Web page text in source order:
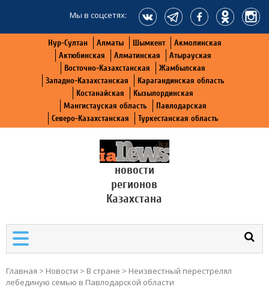
Мы в соцсетях:
Нур-Султан Алматы Шымкент
Акмолинская
Актюбинская
Алматинская
Атырауская
Восточно-Казахстанская
Жамбылская
Западно-Казахстанская
Карагандинская область
Костанайская
Кызылординская
Мангистауская область
Павлодарская
Северо-Казахстанская
Туркестанская область
новости
регионов
Казахстана
Главная > Новости > В стране > Неизвестный перестрелял
лебединую семью в Павлодарской области